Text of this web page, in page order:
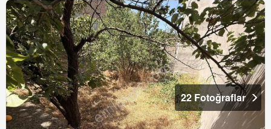
22 Fotoğraflar